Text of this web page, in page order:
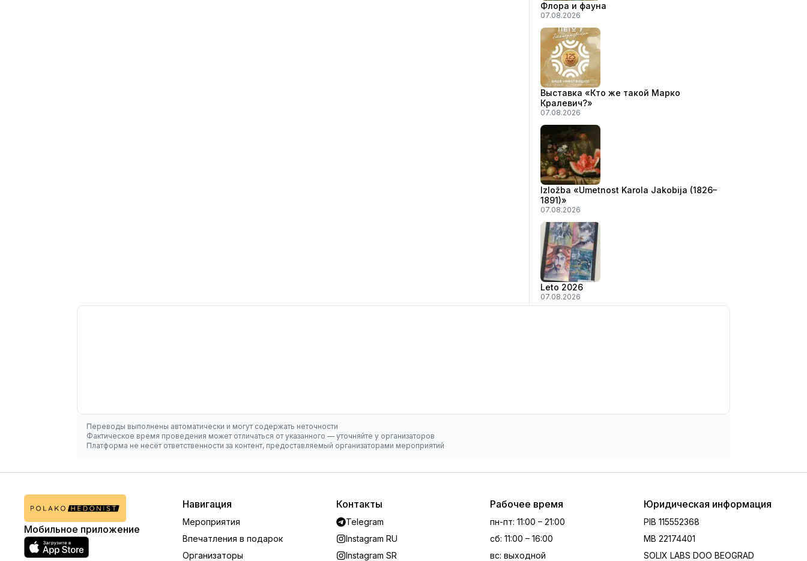
Флора и фауна
07.08.2026
Выставка «Кто же такой Марко
Кралевич?»
07.08.2026
Izložba «Umetnost Karola Jakobija (1826–
1891)»
07.08.2026
Leto 2026
07.08.2026
Переводы выполнены автоматически и могут содержать неточности
Фактическое время проведения может отличаться от указанного — уточняйте у организаторов
Платформа не несёт ответственности за контент, предоставляемый организаторами мероприятий
Мобильное приложение
Навигация
Мероприятия
Впечатления в подарок
Организаторы
Контакты
Telegram
Instagram RU
Instagram SR
Рабочее время
пн-пт: 11:00 – 21:00
сб: 11:00 – 16:00
вс: выходной
Юридическая информация
PIB 115552368
MB 22174401
SOLIX LABS DOO BEOGRAD